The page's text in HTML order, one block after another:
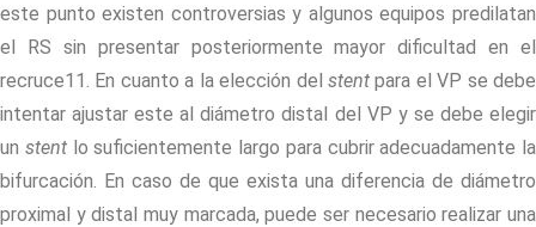
este punto existen controversias y algunos equipos predilatan
el RS sin presentar posteriormente mayor dificultad en el
recruce11. En cuanto a la elección del stentpara el VP se debe
intentar ajustar este al diámetro distal del VP y se debe elegir
un stentlo suficientemente largo para cubrir adecuadamente la
bifurcación. En caso de que exista una diferencia de diámetro
proximal y distal muy marcada, puede ser necesario realizar una